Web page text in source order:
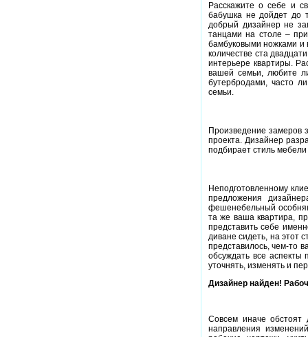
Расскажите о себе и
бабушка не дойдет до
добрый дизайнер не
танцами на столе –
бамбуковыми ножками и
количестве ста
интерьере квартиры.
вашей семьи, любите
бутербродами, часто
семьи.
Произведение замеров
проекта. Дизайнер
подбирает стиль мебели
Неподготовленному
предложения
фешенебельный
та же ваша квартира,
представить себе
диване сидеть, на этот
представилось, чем-то
обсуждать все аспекты
уточнять, изменять и
Дизайнер найден!
Совсем иначе обстоят
направления